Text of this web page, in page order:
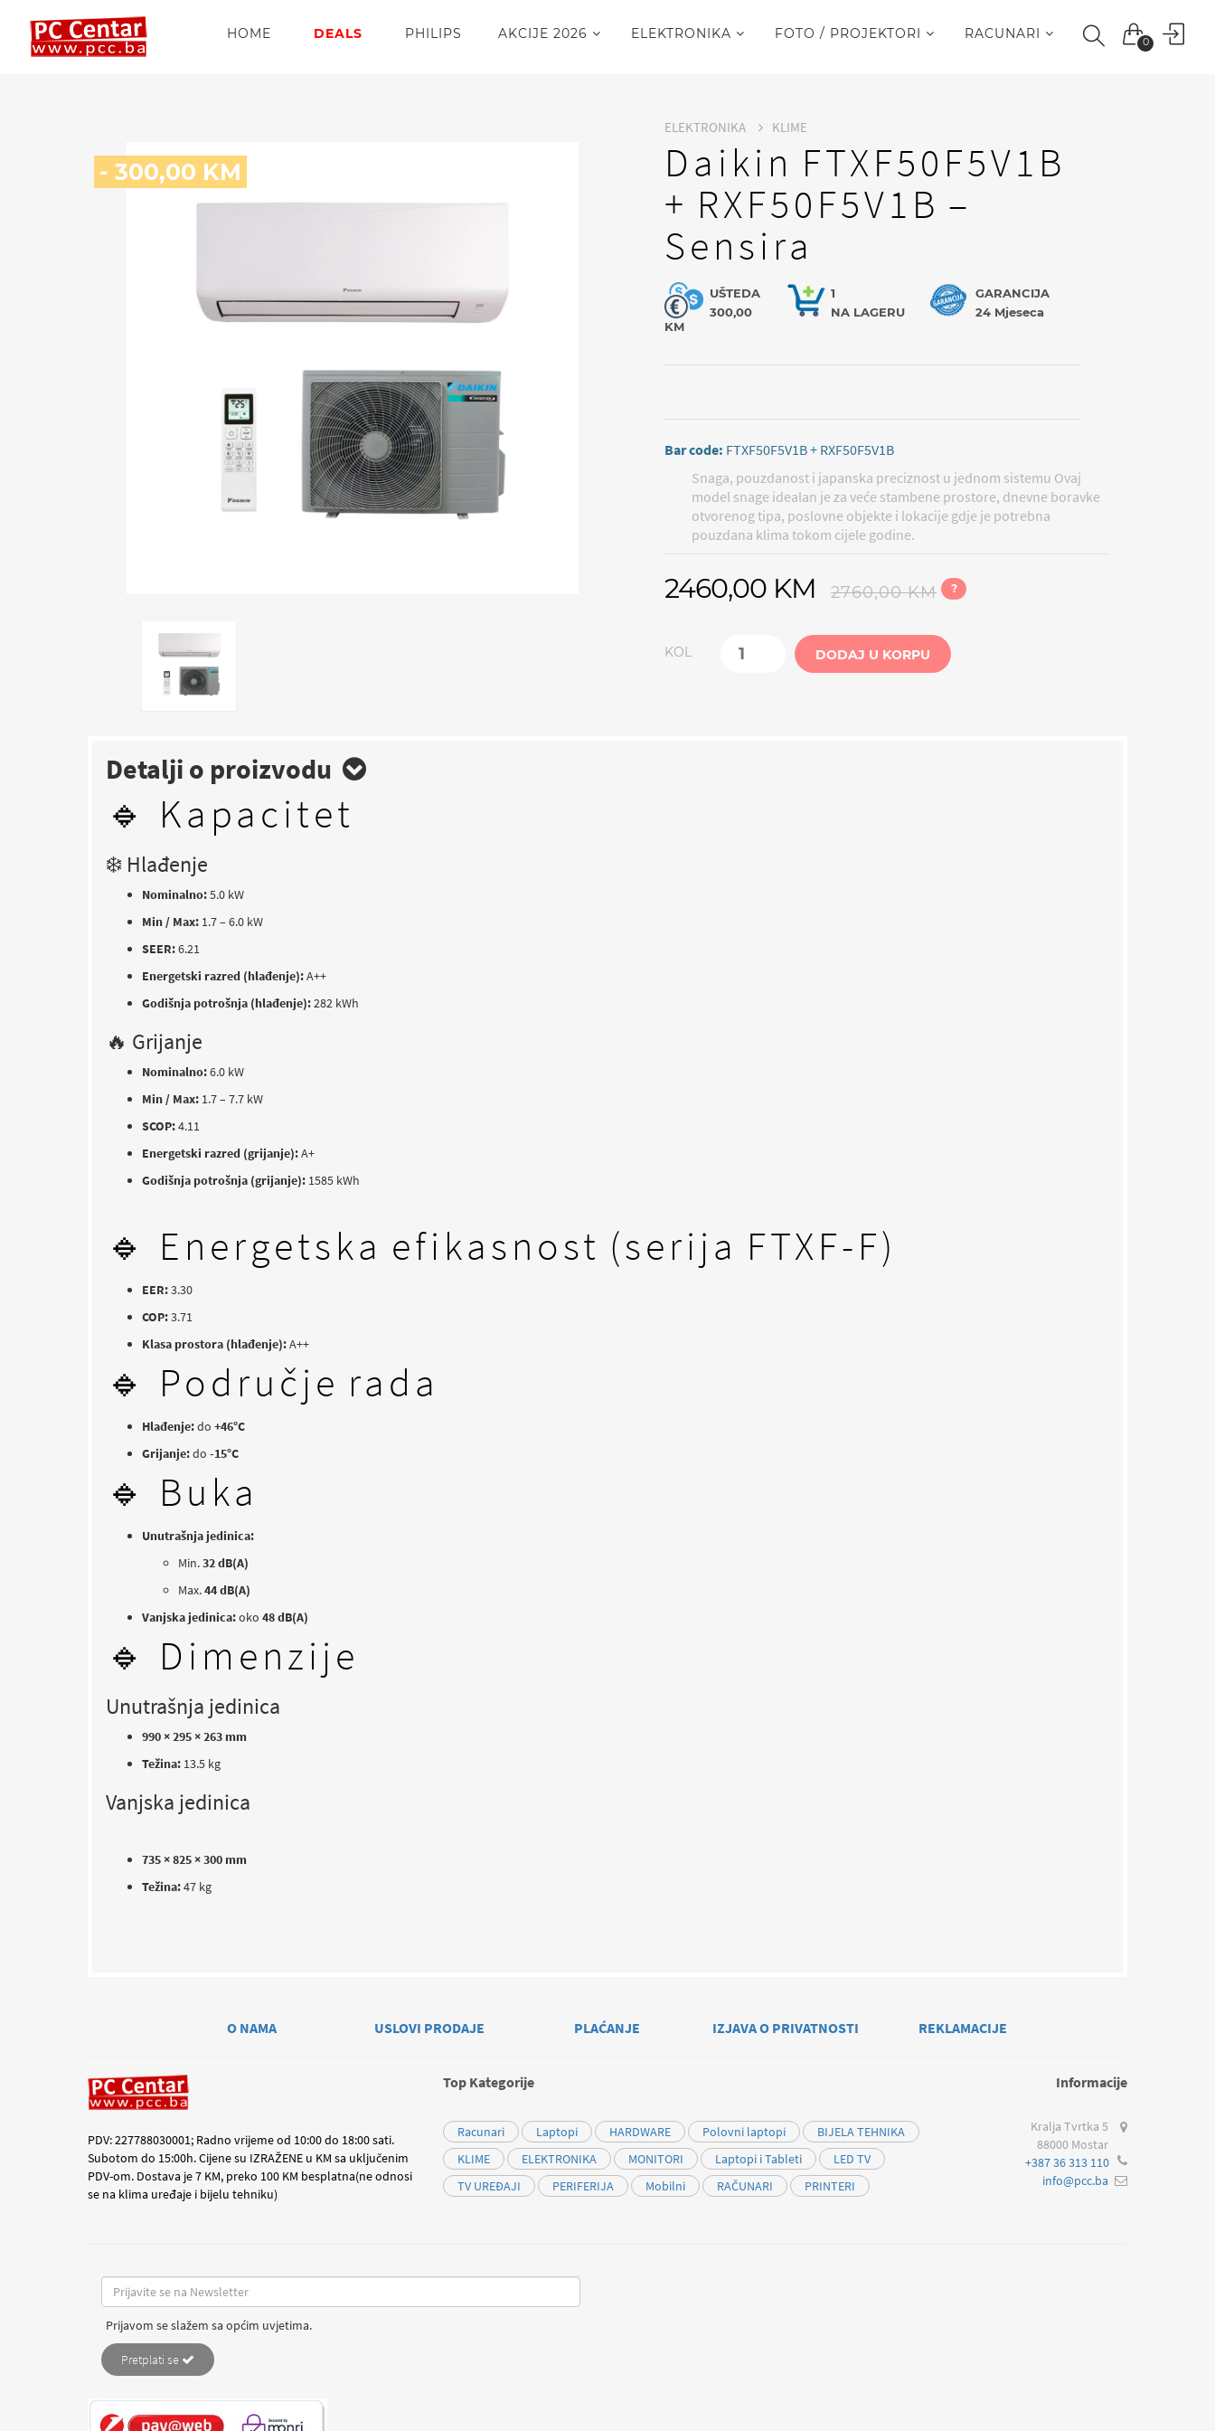
0
HOME DEALS PHILIPS AKCIJE 2026 ELEKTRONIKA FOTO / PROJEKTORI RACUNARI
- 300,00 KM
ELEKTRONIKA KLIME
Daikin FTXF50F5V1B
+ RXF50F5V1B –
Sensira
UŠTEDA
300,00
KM
1
NA LAGERU
GARANCIJA
24 Mjeseca
Bar code: FTXF50F5V1B + RXF50F5V1B
Snaga, pouzdanost i japanska preciznost u jednom sistemu Ovaj
model snage idealan je za veće stambene prostore, dnevne boravke
otvorenog tipa, poslovne objekte i lokacije gdje je potrebna
pouzdana klima tokom cijele godine.
2460,00 KM 2760,00 KM ?
KOL DODAJ U KORPU
Detalji o proizvodu
🔹 Kapacitet
❄️ Hlađenje
Nominalno:5.0 kW
Min / Max: 1.7 – 6.0 kW
SEER:6.21
Energetski razred (hlađenje):A++
Godišnja potrošnja (hlađenje):282 kWh
🔥 Grijanje
Nominalno:6.0 kW
Min / Max: 1.7 – 7.7 kW
SCOP:4.11
Energetski razred (grijanje):A+
Godišnja potrošnja (grijanje): 1585 kWh
🔹 Energetska efikasnost (serija FTXF-F)
EER:3.30
COP:3.71
Klasa prostora (hlađenje):A++
🔹 Područje rada
Hlađenje:do +46°C
Grijanje:do -15°C
🔹 Buka
Unutrašnja jedinica:
Min.32 dB(A)
Max.44 dB(A)
Vanjska jedinica:oko 48 dB(A)
🔹 Dimenzije
Unutrašnja jedinica
990 × 295 × 263 mm
Težina: 13.5 kg
Vanjska jedinica
735 × 825 × 300 mm
Težina:47 kg
O NAMA USLOVI PRODAJE PLAĆANJE IZJAVA O PRIVATNOSTI REKLAMACIJE
PDV: 227788030001; Radno vrijeme od 10:00 do 18:00 sati.
Subotom do 15:00h. Cijene su IZRAŽENE u KM sa uključenim
PDV-om. Dostava je 7 KM, preko 100 KM besplatna(ne odnosi
se na klima uređaje i bijelu tehniku)
Top Kategorije
Racunari Laptopi HARDWARE Polovni laptopi
BIJELA TEHNIKA
KLIME
ELEKTRONIKA MONITORI Laptopi i Tableti
LED TV
TV UREĐAJI
PERIFERIJA Mobilni RAČUNARI PRINTERI
Informacije
Kralja Tvrtka 5
88000 Mostar
+387 36 313 110
info@pcc.ba
Prijavom se slažem sa općim uvjetima.
Pretplati se